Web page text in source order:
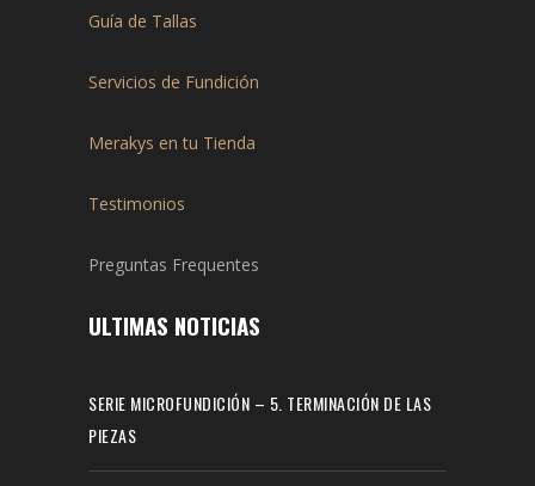
Guía de Tallas
Servicios de Fundición
Merakys en tu Tienda
Testimonios
Preguntas Frequentes
ULTIMAS NOTICIAS
SERIE MICROFUNDICIÓN – 5. TERMINACIÓN DE LAS
PIEZAS